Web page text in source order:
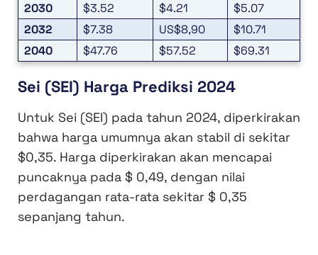
2030
$3.52 $4.21
$5.07
2032
$7.38 US$8,90
$10.71
2040
$47.76 $57.52 $69.31
Sei (SEI) Harga Prediksi 2024
Untuk Sei (SEI) pada tahun 2024, diperkirakan
bahwa harga umumnya akan stabil di sekitar
$0,35. Harga diperkirakan akan mencapai
puncaknya pada $ 0,49, dengan nilai
perdagangan rata-rata sekitar $ 0,35
sepanjang tahun.